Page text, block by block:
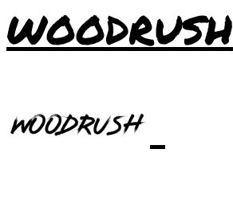
WOODRUSH